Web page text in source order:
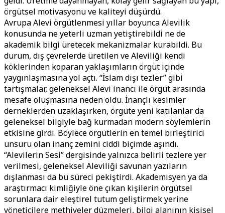
örgütsel motivasyonu ve kaliteyi düşürdü.
Avrupa Alevi örgütlenmesi yıllar boyunca Alevilik
konusunda ne yeterli uzman yetiştirebildi ne de
akademik bilgi üretecek mekanizmalar kurabildi. Bu
durum, dış çevrelerde üretilen ve Aleviliği kendi
köklerinden koparan yaklaşımların örgüt içinde
yaygınlaşmasına yol açtı. “İslam dışı tezler” gibi
tartışmalar, geleneksel Alevi inancı ile örgüt arasında
mesafe oluşmasına neden oldu. İnançlı kesimler
derneklerden uzaklaşırken, örgüte yeni katılanlar da
geleneksel bilgiyle bağ kurmadan modern söylemlerin
etkisine girdi. Böylece örgütlerin en temel birleştirici
unsuru olan inanç zemini ciddi biçimde aşındı.
“Alevilerin Sesi” dergisinde yalnızca belirli tezlere yer
verilmesi, geleneksel Aleviliği savunan yazıların
dışlanması da bu süreci pekiştirdi. Akademisyen ya da
araştırmacı kimliğiyle öne çıkan kişilerin örgütsel
sorunlara dair eleştirel tutum geliştirmek yerine
yöneticilere methiyeler düzmeleri, bilgi alanının kişisel